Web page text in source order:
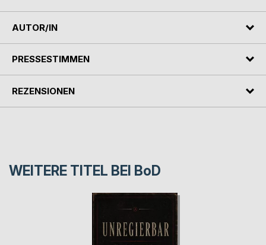
AUTOR/IN
PRESSESTIMMEN
REZENSIONEN
WEITERE TITEL BEI BoD